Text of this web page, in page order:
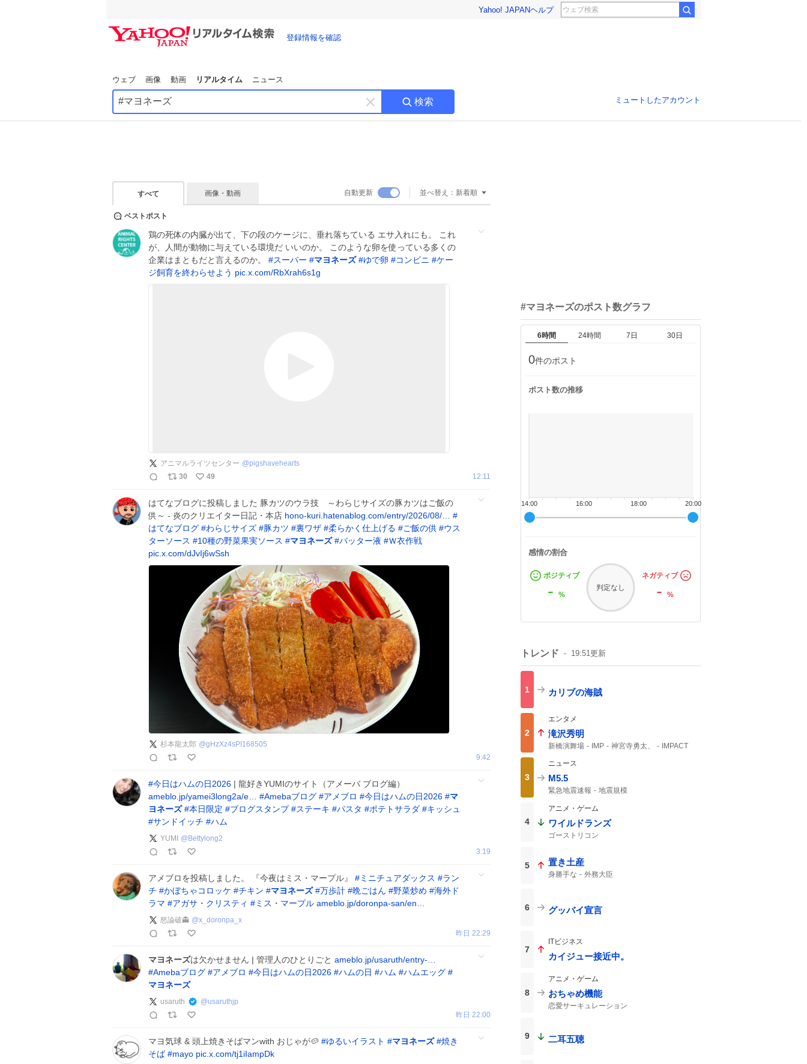
Yahoo! JAPANヘルプ
登録情報を確認
ウェブ 画像 動画 リアルタイム ニュース
キ
ー
す
検索 ミュートしたアカウント
すべて 画像・動画 自動更新 並べ替え： 新着順
ベストポスト
鶏の死体の内臓が出て、下の段のケージに、垂れ落ちている エサ入れにも。 これ
が、人間が動物に与えている環境だ いいのか。 このような卵を使っている多くの
企業はまともだと言えるのか。 #スーパー #マヨネーズ #ゆで卵 #コンビニ #ケー
ジ飼育を終わらせよう pic.x.com/RbXrah6s1g
アニマルライツセンター @pigshavehearts
30
49 12:11
はてなブログに投稿しました 豚カツのウラ技 ～わらじサイズの豚カツはご飯の
供～ - 炎のクリエイター日記・本店 hono-kuri.hatenablog.com/entry/2026/08/…
#
はてなブログ #わらじサイズ #豚カツ #裏ワザ #柔らかく仕上げる #ご飯の供 #ウス
ターソース #10種の野菜果実ソース #マヨネーズ #バッター液 #Ｗ衣作戦
pic.x.com/dJvIj6wSsh
杉本龍太郎 @gHzXz4sPI168505
9:42
#今日はハムの日2026 | 龍好きYUMIのサイト（アメーバ ブログ編）
ameblo.jp/yamei3long2a/e…
#Amebaブログ #アメブロ #今日はハムの日2026 #マ
ヨネーズ #本日限定 #ブログスタンプ #ステーキ #パスタ #ポテトサラダ #キッシュ
#サンドイッチ #ハム
YUMI @ Bettylong2
3:19
アメブロを投稿しました。 『今夜はミス・マープル』 #ミニチュアダックス #ラン
チ #かぼちゃコロッケ #チキン #マヨネーズ #万歩計 #晩ごはん #野菜炒め #海外ド
ラマ #アガサ・クリスティ #ミス・マープル ameblo.jp/doronpa-san/en…
怒論破👻 @x_doronpa_x
昨日 22:29
マヨネーズは欠かせません | 管理人のひとりごと ameblo.jp/usaruth/entry-…
#Amebaブログ #アメブロ #今日はハムの日2026 #ハムの日 #ハム #ハムエッグ #
マヨネーズ
usaruth @usaruthjp
昨日 22:00
マヨ気球 & 頭上焼きそばマンwith おじゃが🥔 #ゆるいイラスト #マヨネーズ #焼き
そば #mayo pic.x.com/tj1iIampDk
#マヨネーズのポスト数グラフ
6時間 24時間 7日 30日
0件のポスト
ポスト数の推移
20:00
18:00
16:00
14:00
感情の割合
ポジティブ
- %
判定なし
ネガティブ
-%
トレンド 19:51更新
1 カリブの海賊
2
エンタメ
滝沢秀明
新橋演舞場 IMP 神宮寺勇太、
IMPACT
3
ニュース
M5.5
緊急地震速報 地震規模
4
アニメ・ゲーム
ワイルドランズ
ゴーストリコン
5 置き土産
身勝手な 外務大臣
6 グッバイ宣言
7
ITビジネス
カイジュー接近中。
8
アニメ・ゲーム
おちゃめ機能
恋愛サーキュレーション
9 二耳五聴